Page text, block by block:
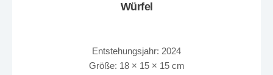
Würfel
Entstehungsjahr: 2024
Größe: 18 × 15 × 15 cm